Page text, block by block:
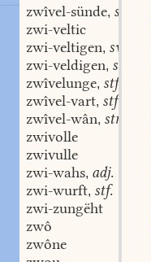
zwîvel-sünde, stf.
zwi-veltic
zwi-veltigen, swv.
zwi-veldigen, swv.
zwîvelunge, stf.
zwîvel-vart, stf.
zwîvel-wân, stm.
zwivolle
zwivulle
zwi-wahs, adj.
zwi-wurft, stf.
zwi-zungëht
zwô
zwône